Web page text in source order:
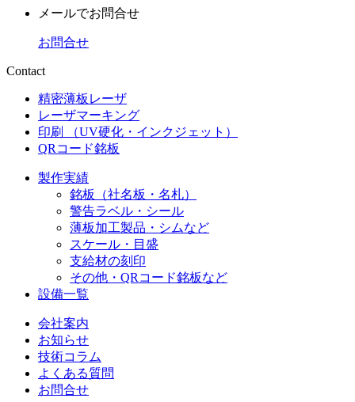
メールでお問合せ
お問合せ
Contact
精密薄板レーザ
レーザマーキング
印刷 （UV硬化・インクジェット）
QRコード銘板
製作実績
銘板（社名板・名札）
警告ラベル・シール
薄板加工製品・シムなど
スケール・目盛
支給材の刻印
その他・QRコード銘板など
設備一覧
会社案内
お知らせ
技術コラム
よくある質問
お問合せ